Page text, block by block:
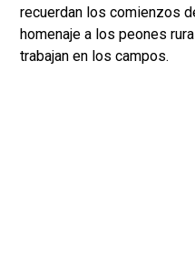
recuerdan los comienzos
homenaje a los peones
trabajan en los campos.